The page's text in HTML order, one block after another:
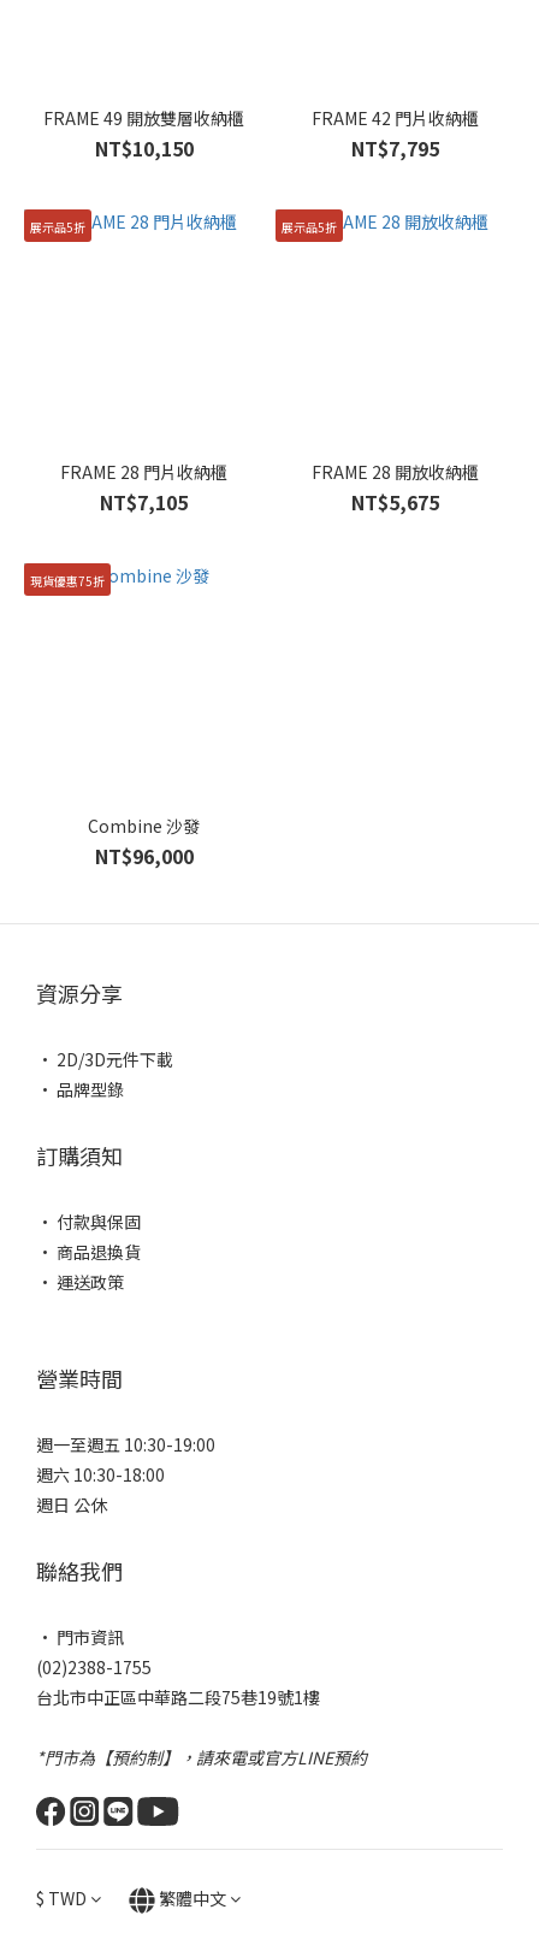
FRAME 49 開放雙層收納櫃
NT$10,150
FRAME 42 門片收納櫃
NT$7,795
展示品5折
FRAME 28 門片收納櫃
NT$7,105
展示品5折
FRAME 28 開放收納櫃
NT$5,675
現貨優惠75折
Combine 沙發
NT$96,000
資源分享
• 2D/3D元件下載
• 品牌型錄
訂購須知
• 付款與保固
• 商品退換貨
• 運送政策
營業時間
週一至週五 10:30-19:00
週六 10:30-18:00
週日 公休
聯絡我們
• 門市資訊
(02)2388-1755
台北市中正區中華路二段75巷19號1樓
*門市為【預約制】，請來電或官方LINE預約
$ TWD 繁體中文